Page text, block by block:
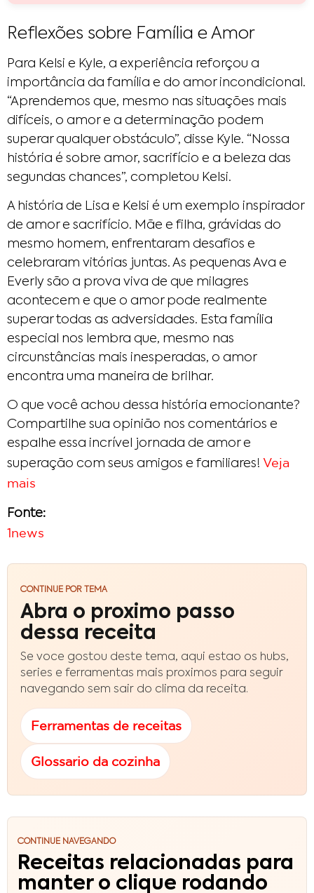
Reflexões sobre Família e Amor
Para Kelsi e Kyle, a experiência reforçou a
importância da família e do amor incondicional.
“Aprendemos que, mesmo nas situações mais
difíceis, o amor e a determinação podem
superar qualquer obstáculo”, disse Kyle. “Nossa
história é sobre amor, sacrifício e a beleza das
segundas chances”, completou Kelsi.
A história de Lisa e Kelsi é um exemplo inspirador
de amor e sacrifício. Mãe e filha, grávidas do
mesmo homem, enfrentaram desafios e
celebraram vitórias juntas. As pequenas Ava e
Everly são a prova viva de que milagres
acontecem e que o amor pode realmente
superar todas as adversidades. Esta família
especial nos lembra que, mesmo nas
circunstâncias mais inesperadas, o amor
encontra uma maneira de brilhar.
O que você achou dessa história emocionante?
Compartilhe sua opinião nos comentários e
espalhe essa incrível jornada de amor e
superação com seus amigos e familiares! Veja
mais
Fonte:
1news
CONTINUE POR TEMA
Abra o proximo passo
dessa receita
Se voce gostou deste tema, aqui estao os hubs,
series e ferramentas mais proximos para seguir
navegando sem sair do clima da receita.
Ferramentas de receitas
Glossario da cozinha
CONTINUE NAVEGANDO
Receitas relacionadas para
manter o clique rodando